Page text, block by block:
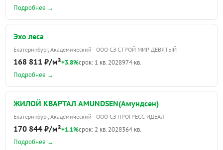
Подробнее →
Эхо леса
Екатеринбург, Академический · ООО СЗ СТРОЙ МИР. ДЕВЯТЫЙ
168 811 ₽/м²+3.8%срок: 1 кв. 2028974 кв.
Подробнее →
ЖИЛОЙ КВАРТАЛ AMUNDSEN(Амундсен)
Екатеринбург, Академический · ООО СЗ ПРОГРЕСС ИДЕАЛ
170 844 ₽/м²+1.1%срок: 2 кв. 2028364 кв.
Подробнее →